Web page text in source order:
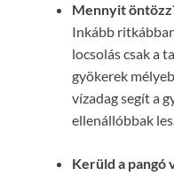
Mennyit
Inkább
locsolás csak a
gyökerek
vízadag segít a
ellenállóbbak
Kerüld a pangó